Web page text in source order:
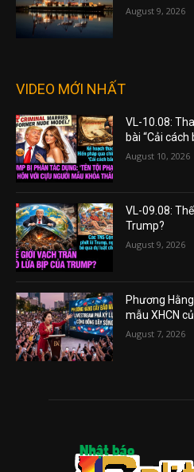
August 9, 2026
VIDEO MỚI NHẤT
VL-10.08:
bài “Cải
August 10, 2026
VL-09.08:
Trump?
August 9, 2026
Phương
mẫu XHCN
August 7, 2026